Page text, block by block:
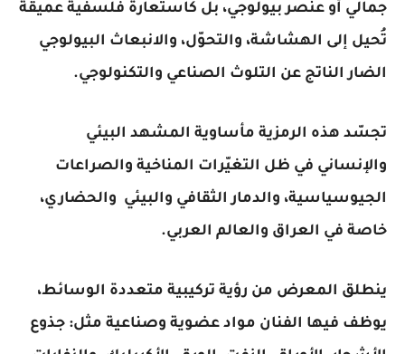
جمالي أو عنصر بيولوجي، بل كاستعارة فلسفية عميقة
تُحيل إلى الهشاشة، والتحوّل، والانبعاث البيولوجي
الضار الناتج عن التلوث الصناعي والتكنولوجي.
تجسّد هذه الرمزية مأساوية المشهد البيئي
والإنساني في ظل التغيّرات المناخية والصراعات
الجيوسياسية، والدمار الثقافي والبيئي والحضاري،
خاصة في العراق والعالم العربي.
ينطلق المعرض من رؤية تركيبية متعددة الوسائط،
يوظف فيها الفنان مواد عضوية وصناعية مثل: جذوع